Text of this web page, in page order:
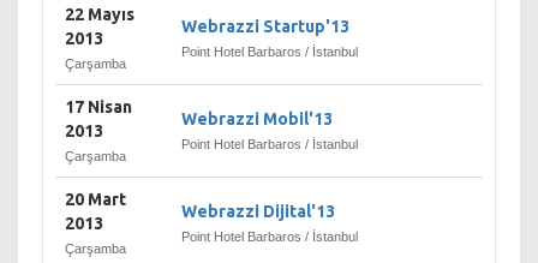
ulaşmaktadır.
Bu innovatif ürünleri
tarafından Ar-Ge projeleri
desteklenen, uluslararası
platformda Harvard
Business School ve
Endeavor Global Inc. gibi
22 Mayıs
2013
Çarşamba
Webrazzi Startup'13
Point Hotel Barbaros / İstanbul
17 Nisan
2013
Çarşamba
Webrazzi Mobil'13
Point Hotel Barbaros / İstanbul
20 Mart
2013
Çarşamba
Webrazzi Dijital'13
Point Hotel Barbaros / İstanbul